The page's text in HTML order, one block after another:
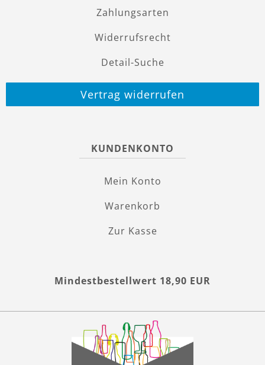
Zahlungsarten
Widerrufsrecht
Detail-Suche
Vertrag widerrufen
KUNDENKONTO
Mein Konto
Warenkorb
Zur Kasse
Mindestbestellwert 18,90 EUR